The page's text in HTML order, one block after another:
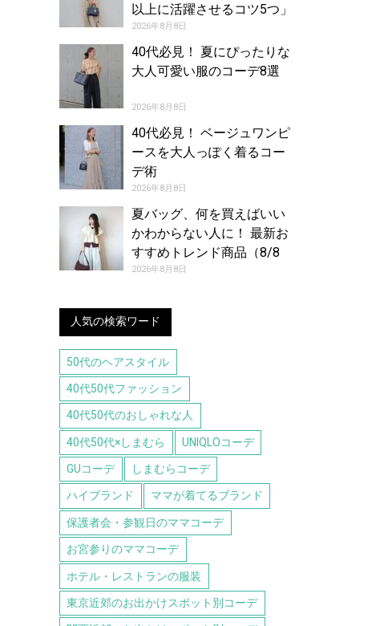
以上に活躍させるコツ5つ」
2026年8月8日
40代必見！ 夏にぴったりな
大人可愛い服のコーデ8選
2026年8月8日
40代必見！ ベージュワンピ
ースを大人っぽく着るコー
デ術
2026年8月8日
夏バッグ、何を買えばいい
かわからない人に！ 最新お
すすめトレンド商品（8/8
号）
2026年8月8日
人気の検索ワード
50代のヘアスタイル
40代50代ファッション
40代50代のおしゃれな人
40代50代×しまむら UNIQLOコーデ
GUコーデ しまむらコーデ
ハイブランド ママが着てるブランド
保護者会・参観日のママコーデ
お宮参りのママコーデ
ホテル・レストランの服装
東京近郊のお出かけスポット別コーデ